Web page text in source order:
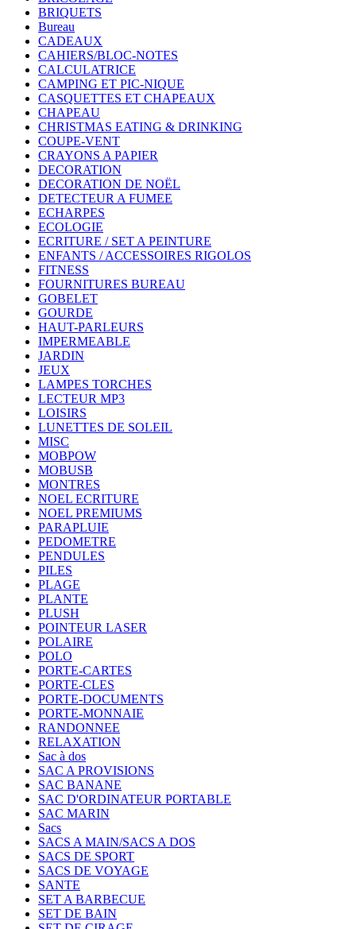
BRIQUETS
Bureau
CADEAUX
CAHIERS/BLOC-NOTES
CALCULATRICE
CAMPING ET PIC-NIQUE
CASQUETTES ET CHAPEAUX
CHAPEAU
CHRISTMAS EATING & DRINKING
COUPE-VENT
CRAYONS A PAPIER
DECORATION
DECORATION DE NOËL
DETECTEUR A FUMEE
ECHARPES
ECOLOGIE
ECRITURE / SET A PEINTURE
ENFANTS / ACCESSOIRES RIGOLOS
FITNESS
FOURNITURES BUREAU
GOBELET
GOURDE
HAUT-PARLEURS
IMPERMEABLE
JARDIN
JEUX
LAMPES TORCHES
LECTEUR MP3
LOISIRS
LUNETTES DE SOLEIL
MISC
MOBPOW
MOBUSB
MONTRES
NOEL ECRITURE
NOEL PREMIUMS
PARAPLUIE
PEDOMETRE
PENDULES
PILES
PLAGE
PLANTE
PLUSH
POINTEUR LASER
POLAIRE
POLO
PORTE-CARTES
PORTE-CLES
PORTE-DOCUMENTS
PORTE-MONNAIE
RANDONNEE
RELAXATION
Sac à dos
SAC A PROVISIONS
SAC BANANE
SAC D'ORDINATEUR PORTABLE
SAC MARIN
Sacs
SACS A MAIN/SACS A DOS
SACS DE SPORT
SACS DE VOYAGE
SANTE
SET A BARBECUE
SET DE BAIN